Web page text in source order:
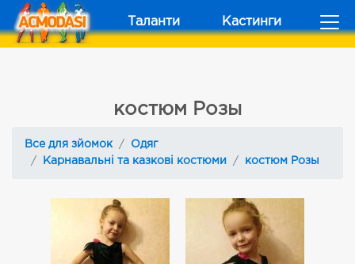
Таланти Кастинги
костюм Розы
Все для зйомок
Одяг
Карнавальні та казкові костюми
костюм Розы